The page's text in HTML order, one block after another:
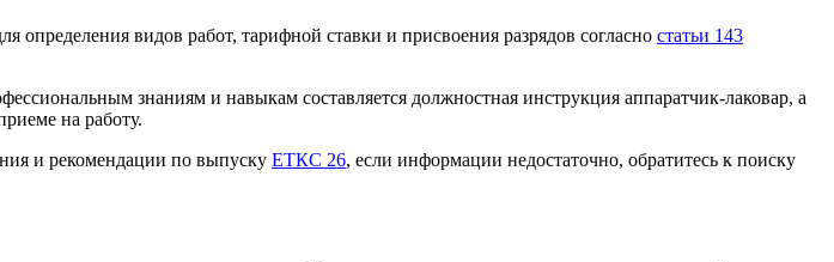
видов работ, тарифной ставки и присвоения разрядов согласно статьи 143
знаниям и навыкам составляется должностная инструкция аппаратчик-лаковар, а
на работу.
и рекомендации по выпуску ЕТКС 26, если информации недостаточно, обратитесь к поиску